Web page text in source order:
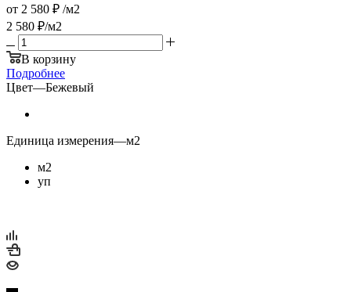
от 2 580 ₽ /м2
2 580 ₽/м2
В корзину
Подробнее
Цвет—Бежевый
Единица измерения—м2
м2
уп